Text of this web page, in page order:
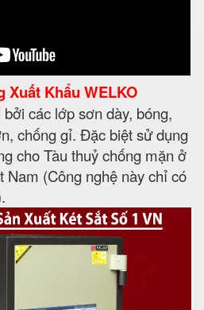
Xuất Khẩu WELKO
các lớp sơn dày, bóng,
chống gỉ. Đặc biệt sử dụng
cho Tàu thuỷ chống mặn ở
Nam (Công nghệ này chỉ có